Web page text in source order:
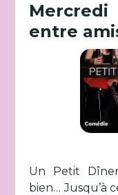
entre
Un Petit
bien… Jusqu’à